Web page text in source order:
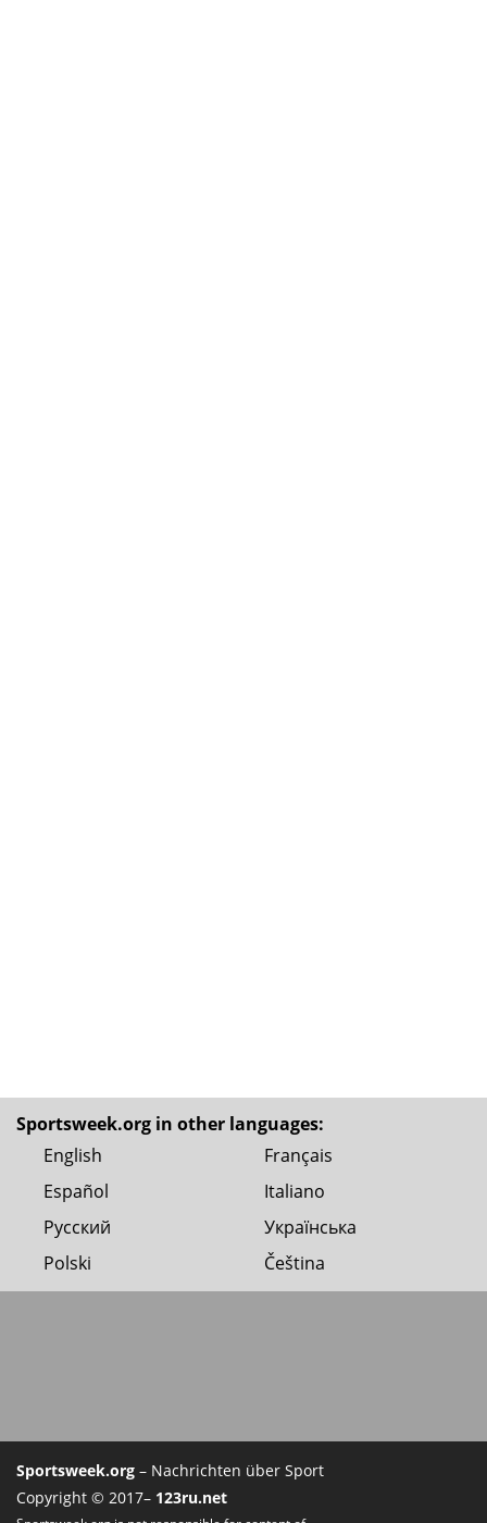
Sportsweek.org in other languages:
English
Français
Español
Italiano
Русский
Українська
Polski
Čeština
Sportsweek.org – Nachrichten über Sport
Copyright © 2017– 123ru.net